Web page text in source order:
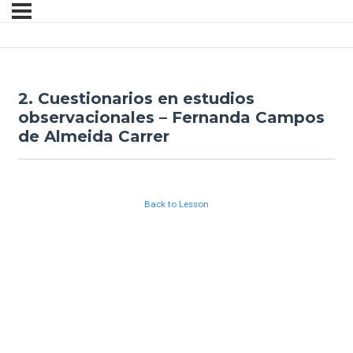
2. Cuestionarios en estudios
observacionales – Fernanda Campos
de Almeida Carrer
Back to Lesson